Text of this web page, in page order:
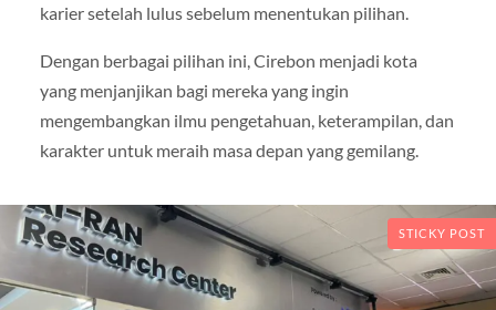
karier setelah lulus sebelum menentukan pilihan.
Dengan berbagai pilihan ini, Cirebon menjadi kota
yang menjanjikan bagi mereka yang ingin
mengembangkan ilmu pengetahuan, keterampilan, dan
karakter untuk meraih masa depan yang gemilang.
STICKY POST